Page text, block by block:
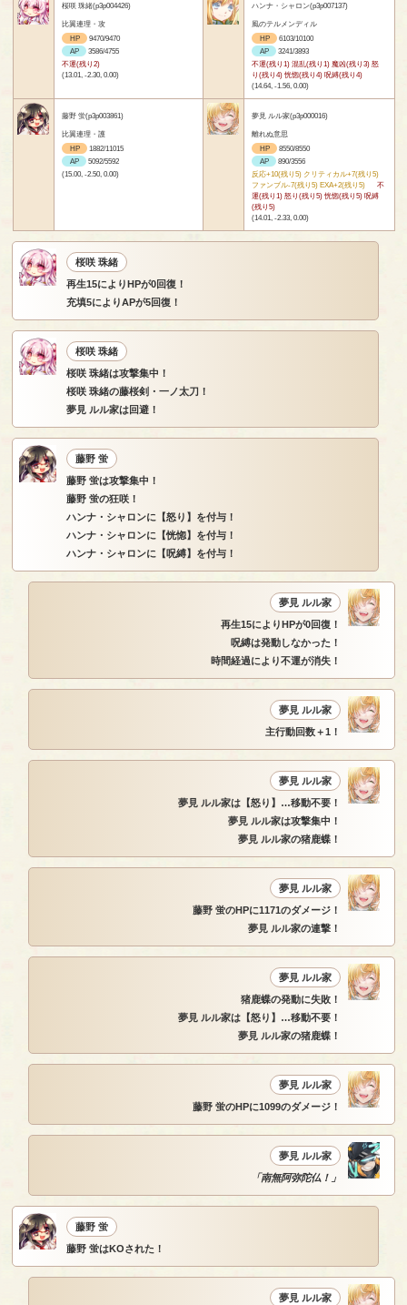
桜咲 珠緒(p3p004426)
比翼連理・攻
HP
9470/9470
AP
3586/4755
不運(残り2)
(13.01, -2.30, 0.00)
ハンナ・シャロン(p3p007137)
風のテルメンディル
HP
6103/10100
AP
3241/3893
不運(残り1) 混乱(残り1) 魔凶(残り3) 怒
り(残り4) 恍惚(残り4) 呪縛(残り4)
(14.64, -1.56, 0.00)
藤野 蛍(p3p003861)
比翼連理・護
HP
1882/11015
AP
5092/5592
(15.00, -2.50, 0.00)
夢見 ルル家(p3p000016)
離れぬ意思
HP
8550/8550
AP
890/3556
反応+10(残り5) クリティカル+7(残り5)
ファンブル-7(残り5) EXA+2(残り5)
不
運(残り1) 怒り(残り5) 恍惚(残り5) 呪縛
(残り5)
(14.01, -2.33, 0.00)
桜咲 珠緒
再生15によりHPが0回復！
充填5によりAPが5回復！
桜咲 珠緒
桜咲 珠緒は攻撃集中！
桜咲 珠緒の藤桜剣・一ノ太刀！
夢見 ルル家は回避！
藤野 蛍
藤野 蛍は攻撃集中！
藤野 蛍の狂咲！
ハンナ・シャロンに【怒り】を付与！
ハンナ・シャロンに【恍惚】を付与！
ハンナ・シャロンに【呪縛】を付与！
夢見 ルル家
再生15によりHPが0回復！
呪縛は発動しなかった！
時間経過により不運が消失！
夢見 ルル家
主行動回数＋1！
夢見 ルル家
夢見 ルル家は【怒り】…移動不要！
夢見 ルル家は攻撃集中！
夢見 ルル家の猪鹿蝶！
夢見 ルル家
藤野 蛍のHPに1171のダメージ！
夢見 ルル家の連撃！
夢見 ルル家
猪鹿蝶の発動に失敗！
夢見 ルル家は【怒り】…移動不要！
夢見 ルル家の猪鹿蝶！
夢見 ルル家
藤野 蛍のHPに1099のダメージ！
夢見 ルル家
「南無阿弥陀仏！」
藤野 蛍
藤野 蛍はKOされた！
夢見 ルル家